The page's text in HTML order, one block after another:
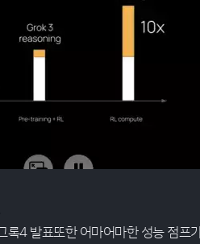
4 발표또한 어마어마한 성능 점프